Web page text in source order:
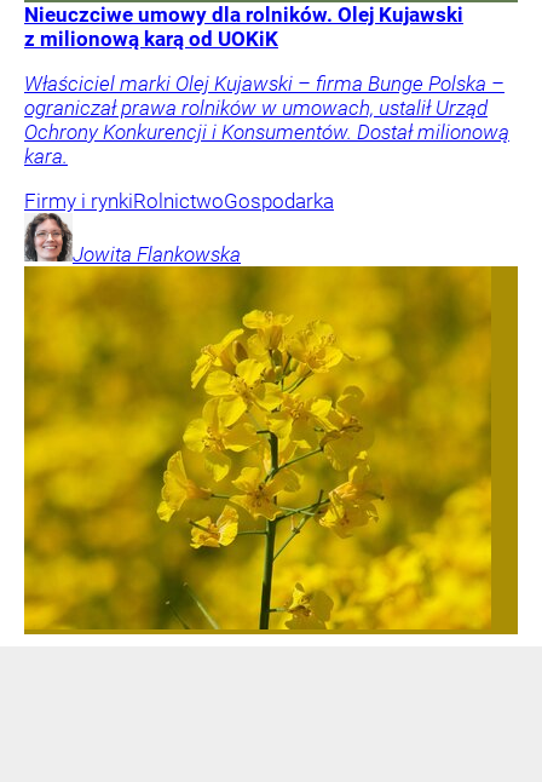
Nieuczciwe umowy dla rolników. Olej Kujawski
z milionową karą od UOKiK
Właściciel marki Olej Kujawski – firma Bunge Polska –
ograniczał prawa rolników w umowach, ustalił Urząd
Ochrony Konkurencji i Konsumentów. Dostał milionową
kara.
Firmy i rynkiRolnictwoGospodarka
Jowita Flankowska